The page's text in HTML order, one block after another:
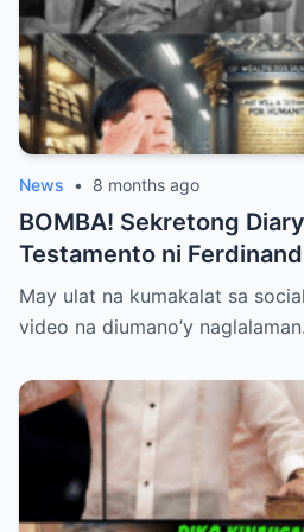
News • 8 months ago
BOMBA! Sekretong
Testamento ni
Inihayag: Lihim na
Maaaring Baguhin ang
May ulat na kumakalat sa
video na diumano’y